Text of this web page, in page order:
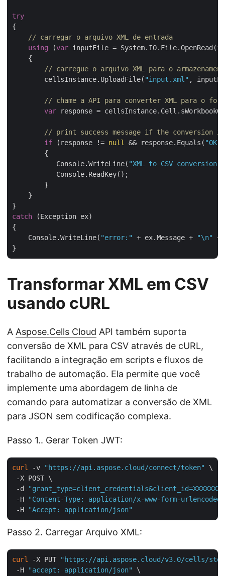
try
{
// carregar o arquivo XML de entrada
using (var inputFile =
    {
// carregue o arquivo XML para o
        cellsInstance.UploadFile(
"input.xml" ,
// chame a API para converter XML para o
var response =
// print success message if the conversion
if (response != null && response.Equals( "OK"
        {
           Console.WriteLine(
"XML to CSV
           Console.ReadKey();
        }
    }
catch (Exception ex)
{
    Console.WriteLine(
"error:" + ex.Message + "\n"
+
Transformar XML em CSV
usando cURL
A Aspose.Cells Cloud API também suporta
conversão de XML para CSV através de cURL,
facilitando a integração em scripts e fluxos de
trabalho de automação. Ela permite que você
implemente uma abordagem de linha de
comando para automatizar a conversão de XML
para JSON sem codificação complexa.
Passo 1.. Gerar Token JWT:
curl -v "https://api.aspose.cloud/connect/token"
\
-X POST \
-d
"grant_type=client_credentials&client_id=XXXXXXX-
-H
"Content-Type: application/x-www-form-urlencoded"
-H
"Accept: application/json"
Passo 2. Carregar Arquivo XML:
curl -X PUT
"https://api.aspose.cloud/v3.0/cells/
-H
"accept: application/json"
\